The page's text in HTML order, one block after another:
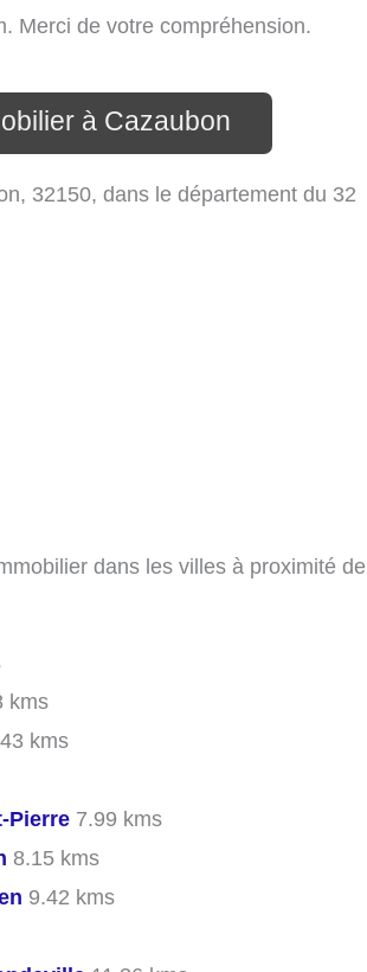
Merci de votre compréhension.
à Cazaubon
32150, dans le département du 32
dans les villes à proximité de
kms
kms
Pierre 7.99 kms
8.15 kms
9.42 kms